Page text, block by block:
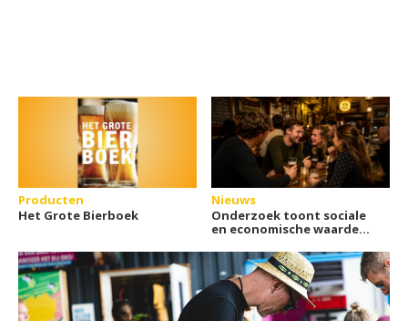
Producten
Het Grote Bierboek
Nieuws
Onderzoek toont sociale
en economische waarde